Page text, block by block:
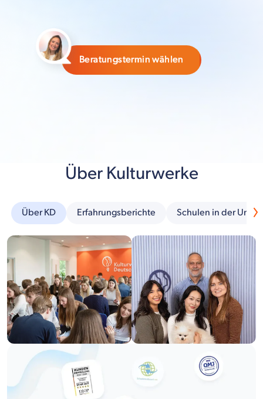
Beratungstermin wählen
Über Kulturwerke
Über KD Erfahrungsberichte Schulen in der